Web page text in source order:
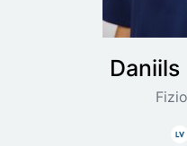
Daniils